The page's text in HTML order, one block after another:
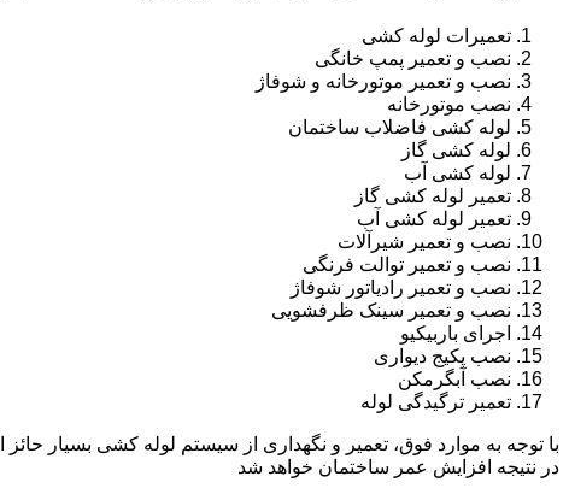
تعمیرات لوله کشی
نصب و تعمیر پمپ خانگی
نصب و تعمیر موتورخانه و شوفاژ
نصب موتورخانه
لوله کشی فاضلاب ساختمان
لوله کشی گاز
لوله کشی آب
تعمیر لوله کشی گاز
تعمیر لوله کشی آب
نصب و تعمیر شیرآلات
نصب و تعمیر توالت فرنگی
نصب و تعمیر رادیاتور شوفاژ
نصب و تعمیر سینک ظرفشویی
اجرای باربیکیو
نصب پکیج دیواری
نصب آبگرمکن
تعمیر ترگیدگی لوله
با توجه به موارد فوق، تعمیر و نگهداری از سیستم لوله کشی بسیار
در نتیجه افزایش عمر ساختمان خواهد شد